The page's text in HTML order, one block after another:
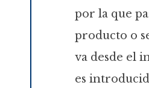
por la que
producto o
va desde el
es